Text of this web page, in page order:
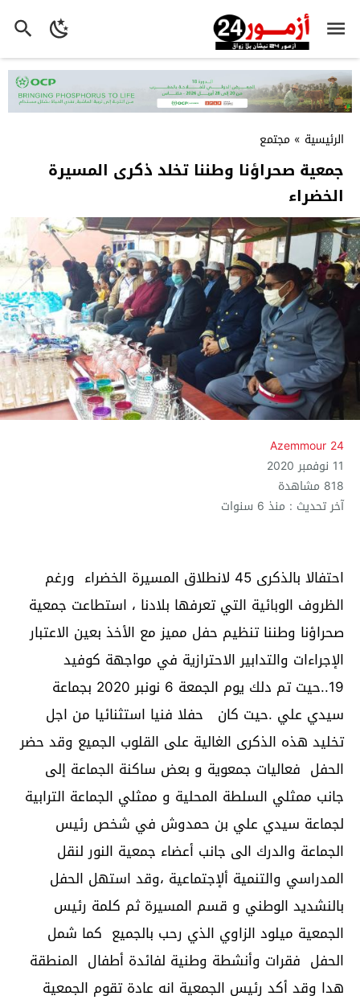
الرئيسية » مجتمع
جمعية صحراؤنا وطننا تخلد ذكرى المسيرة
الخضراء
Azemmour 24
11 نوفمبر 2020
818 مشاهدة
آخر تحديث : منذ 6 سنوات
احتفالا بالذكرى 45 لانطلاق المسيرة الخضراء ورغم
الظروف الوبائية التي تعرفها بلادنا ، استطاعت جمعية
صحراؤنا وطننا تنظيم حفل مميز مع الأخذ بعين الاعتبار
الإجراءات والتدابير الاحترازية في مواجهة كوفيد
19..حيت تم دلك يوم الجمعة 6 نونبر 2020 بجماعة
سيدي علي .حيت كان حفلا فنيا استثنائيا من اجل
تخليد هذه الذكرى الغالية على القلوب الجميع وقد حضر
الحفل فعاليات جمعوية و بعض ساكنة الجماعة إلى
جانب ممثلي السلطة المحلية و ممثلي الجماعة الترابية
لجماعة سيدي علي بن حمدوش في شخص رئيس
الجماعة والدرك الى جانب أعضاء جمعية النور لنقل
المدراسي والتنمية ألإجتماعية ،وقد استهل الحفل
بالنشديد الوطني و قسم المسيرة ثم كلمة رئيس
الجمعية ميلود الزاوي الذي رحب بالجميع كما شمل
الحفل فقرات وأنشطة وطنية لفائدة أطفال المنطقة
هدا وقد أكد رئيس الجمعية انه عادة تقوم الجمعية